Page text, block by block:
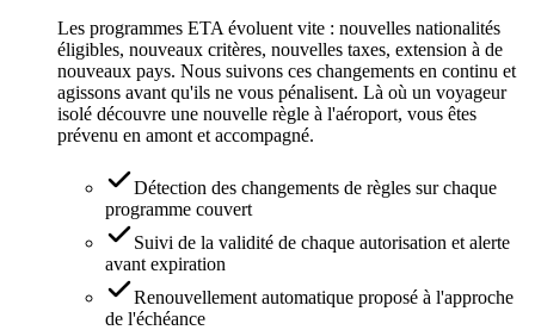
Les programmes ETA évoluent vite : nouvelles nationalités
éligibles, nouveaux critères, nouvelles taxes, extension à de
nouveaux pays. Nous suivons ces changements en continu et
agissons avant qu'ils ne vous pénalisent. Là où un voyageur
isolé découvre une nouvelle règle à l'aéroport, vous êtes
prévenu en amont et accompagné.
Détection des changements de règles sur chaque
programme couvert
Suivi de la validité de chaque autorisation et alerte
avant expiration
Renouvellement automatique proposé à l'approche
de l'échéance